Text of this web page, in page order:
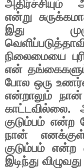
அதிர்ச்சியும்
என்று
இது
நிலைமையை
என்
போல ஒரு
என்றாலும் நான்
காட்டவில்லை.
குடும்பம் என்ற
நான்
குடும்பம் என்ற
இடிந்து விழுவது